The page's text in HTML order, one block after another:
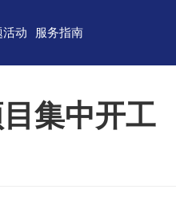
活动
域招商
山东
商
服务指南
政务服务
联络我们
意见建议
集中开工